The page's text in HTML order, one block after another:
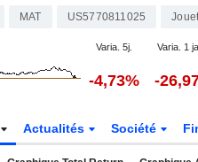
MAT US5770811025
Varia. 5j. Varia. 1
-4,73% -
Actualités Société